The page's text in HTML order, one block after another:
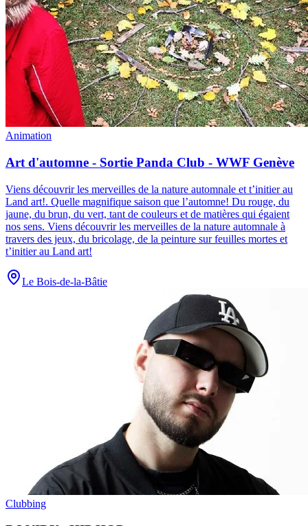
Animation
Art d'automne - Sortie Panda Club - WWF Genève
Viens découvrir les merveilles de la nature automnale et t’initier au
Land art!. Quelle magnifique saison que l’automne! Du rouge, du
jaune, du brun, du vert, tant de couleurs et de matières qui égaient
nos sens. Viens découvrir les merveilles de la nature automnale à
travers des jeux, du bricolage, de la peinture sur feuilles mortes et
t’initier au Land art!
Le Bois-de-la-Bâtie
Clubbing